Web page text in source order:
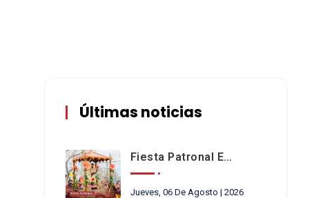
Últimas noticias
Fiesta Patronal En Honor A San Cayetano
Jueves, 06 De Agosto | 2026